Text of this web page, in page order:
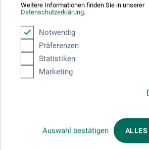
Weitere Informationen finden Sie in unserer
Datenschutzerklärung.
Notwendig
Präferenzen
Statistiken
Marketing
Auswahl bestätigen ALLES
JETZT PRODUKT
Hersteller-
diesem Produkt.